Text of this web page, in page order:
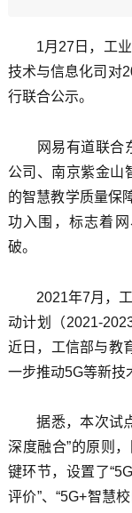
1月27日，工业
技术与信息化司对
行联合公示。
网易有道联合东
公司、南京紫金山
的智慧教学质量保
功入围，标志着
破。
2021年7月，工
动计划（2021-
近日，工信部与教
一步推动5G等新技
据悉，本次试点
深度融合”的原则
键环节，设置了
评价”、“5G+智慧